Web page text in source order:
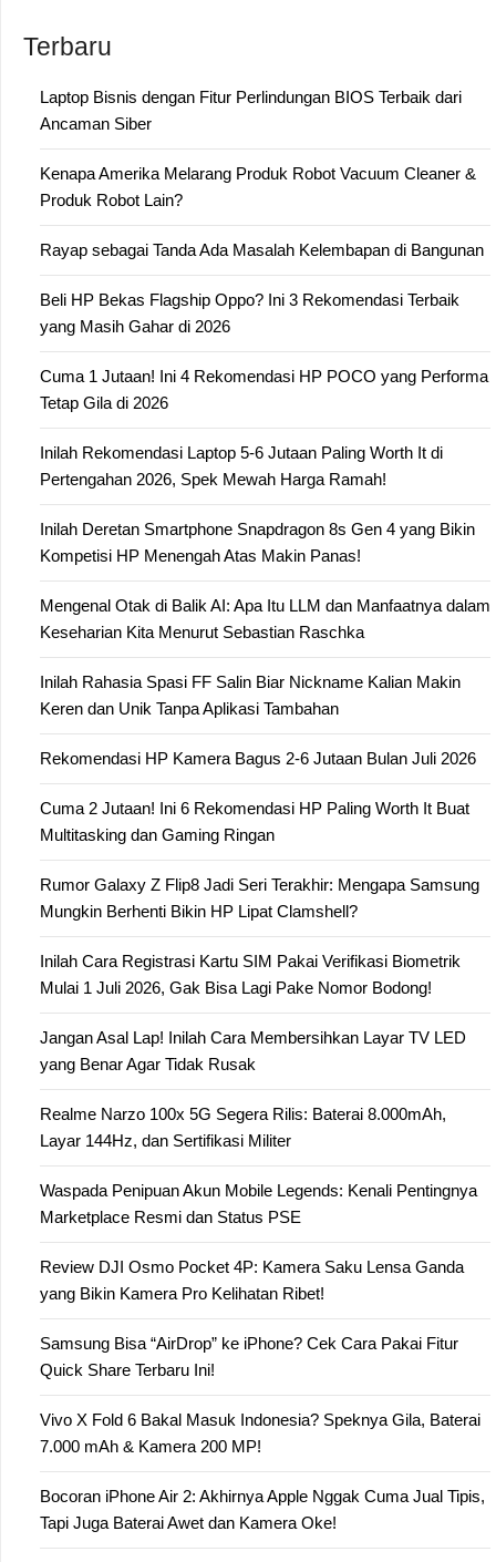
Terbaru
Laptop Bisnis dengan Fitur Perlindungan BIOS Terbaik dari
Ancaman Siber
Kenapa Amerika Melarang Produk Robot Vacuum Cleaner &
Produk Robot Lain?
Rayap sebagai Tanda Ada Masalah Kelembapan di Bangunan
Beli HP Bekas Flagship Oppo? Ini 3 Rekomendasi Terbaik
yang Masih Gahar di 2026
Cuma 1 Jutaan! Ini 4 Rekomendasi HP POCO yang Performa
Tetap Gila di 2026
Inilah Rekomendasi Laptop 5-6 Jutaan Paling Worth It di
Pertengahan 2026, Spek Mewah Harga Ramah!
Inilah Deretan Smartphone Snapdragon 8s Gen 4 yang Bikin
Kompetisi HP Menengah Atas Makin Panas!
Mengenal Otak di Balik AI: Apa Itu LLM dan Manfaatnya dalam
Keseharian Kita Menurut Sebastian Raschka
Inilah Rahasia Spasi FF Salin Biar Nickname Kalian Makin
Keren dan Unik Tanpa Aplikasi Tambahan
Rekomendasi HP Kamera Bagus 2-6 Jutaan Bulan Juli 2026
Cuma 2 Jutaan! Ini 6 Rekomendasi HP Paling Worth It Buat
Multitasking dan Gaming Ringan
Rumor Galaxy Z Flip8 Jadi Seri Terakhir: Mengapa Samsung
Mungkin Berhenti Bikin HP Lipat Clamshell?
Inilah Cara Registrasi Kartu SIM Pakai Verifikasi Biometrik
Mulai 1 Juli 2026, Gak Bisa Lagi Pake Nomor Bodong!
Jangan Asal Lap! Inilah Cara Membersihkan Layar TV LED
yang Benar Agar Tidak Rusak
Realme Narzo 100x 5G Segera Rilis: Baterai 8.000mAh,
Layar 144Hz, dan Sertifikasi Militer
Waspada Penipuan Akun Mobile Legends: Kenali Pentingnya
Marketplace Resmi dan Status PSE
Review DJI Osmo Pocket 4P: Kamera Saku Lensa Ganda
yang Bikin Kamera Pro Kelihatan Ribet!
Samsung Bisa “AirDrop” ke iPhone? Cek Cara Pakai Fitur
Quick Share Terbaru Ini!
Vivo X Fold 6 Bakal Masuk Indonesia? Speknya Gila, Baterai
7.000 mAh & Kamera 200 MP!
Bocoran iPhone Air 2: Akhirnya Apple Nggak Cuma Jual Tipis,
Tapi Juga Baterai Awet dan Kamera Oke!